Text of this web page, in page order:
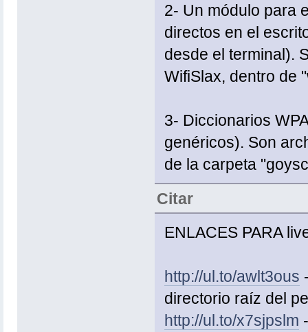
2- Un módulo para
directos en el
desde el terminal).
WifiSlax, dentro de
3- Diccionarios
genéricos). Son
de la carpeta
Citar
ENLACES PARA
http://ul.to/awlt3ous
directorio raíz del
http://ul.to/x7sjpslm